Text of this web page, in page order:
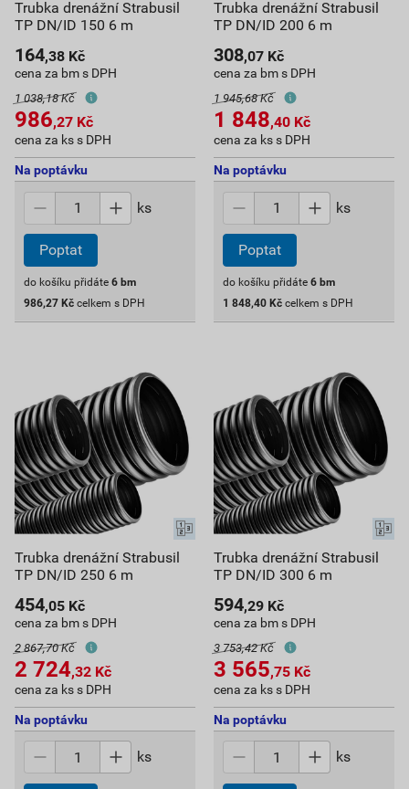
Trubka drenážní Strabusil
TP DN/ID 150 6 m
164,38 Kč
cena za bm s DPH
1 038,18 Kč
986,27 Kč
cena za ks s DPH
Na poptávku
ks
Poptat
do košíku přidáte 6 bm
986,27 Kč celkem s DPH
Trubka drenážní Strabusil
TP DN/ID 200 6 m
308,07 Kč
cena za bm s DPH
1 945,68 Kč
1 848,40 Kč
cena za ks s DPH
Na poptávku
ks
Poptat
do košíku přidáte 6 bm
1 848,40 Kč celkem s DPH
Trubka drenážní Strabusil
TP DN/ID 250 6 m
454,05 Kč
cena za bm s DPH
2 867,70 Kč
2 724,32 Kč
cena za ks s DPH
Na poptávku
ks
Trubka drenážní Strabusil
TP DN/ID 300 6 m
594,29 Kč
cena za bm s DPH
3 753,42 Kč
3 565,75 Kč
cena za ks s DPH
Na poptávku
ks